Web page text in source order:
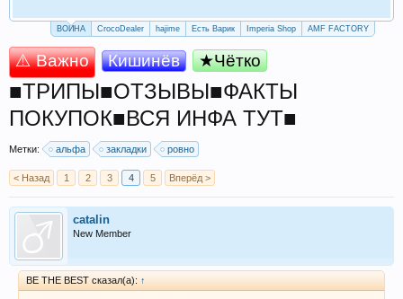
ВОЙНА CrocoDealer hajime Есть Варик Imperia Shop AMF FACTORY
⚠️ Важно Кишинёв ★Чётко
■ТРИПЫ■ОТЗЫВЫ■ФАКТЫ
ПОКУПОК■ВСЯ ИНФА ТУТ■
Метки: альфа закладки ровно
< Назад 1 2 3 4 5 Вперёд >
catalin
New Member
BE THE BEST сказал(а): ↑